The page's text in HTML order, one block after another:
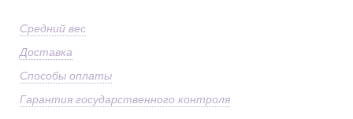
Средний вес
Доставка
Способы оплаты
Гарантия государственного контроля